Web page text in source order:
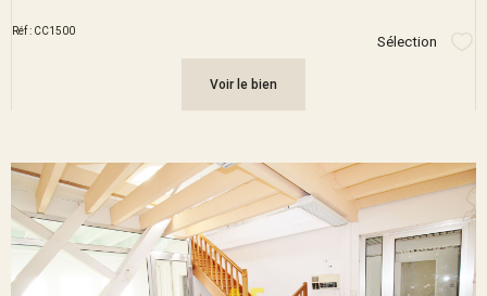
Réf : CC1500
Sélection
Voir le bien